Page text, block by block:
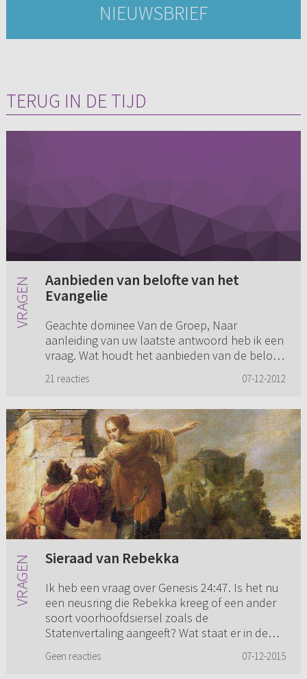
NIEUWSBRIEF
TERUG IN DE TIJD
Aanbieden van belofte van het
Evangelie
Geachte dominee Van de Groep, Naar
aanleiding van uw laatste antwoord heb ik een
vraag. Wat houdt het aanbieden van de belofte
kunnen zeggen, vergeving van zo...
21 reacties 07-12-2012
Sieraad van Rebekka
Ik heb een vraag over Genesis 24:47. Is het nu
een neusring die Rebekka kreeg of een ander
soort voorhoofdsiersel zoals de
Statenvertaling aangeeft? Wat staat er in de
Geen reacties 07-12-2015